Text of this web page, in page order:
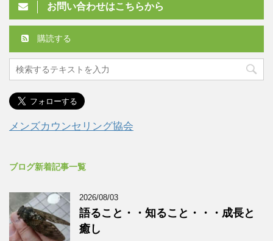
お問い合わせはこちらから
購読する
メンズカウンセリング協会
ブログ新着記事一覧
2026/08/03
語ること・・知ること・・・成長と
癒し